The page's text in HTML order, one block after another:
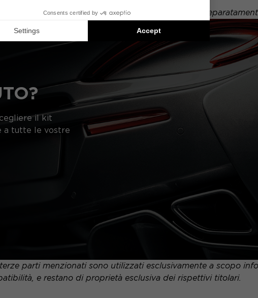
di prodotti compatibili: ogni elemento è venduto
il kit
a tutte le vostre
parti menzionati sono utilizzati esclusivamente a scopo
e restano di proprietà esclusiva dei rispettivi titolari.